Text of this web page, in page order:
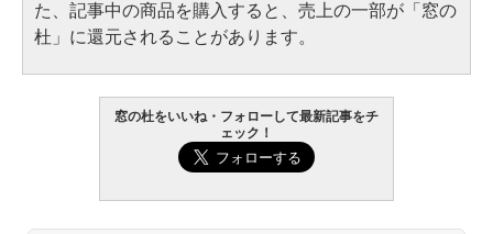
た、記事中の商品を購入すると、売上の一部が「窓の
杜」に還元されることがあります。
窓の杜をいいね・フォローして最新記事をチ
ェック！